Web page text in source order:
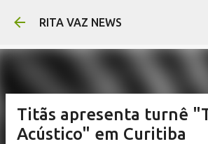
Pular para o conteúdo
RITA VAZ NEWS
Titãs apresenta turnê
Acústico" em Curitiba